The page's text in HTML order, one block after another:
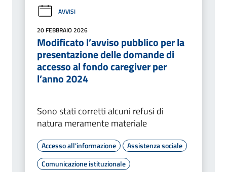
AVVISI
20 FEBBRAIO 2026
Modificato l’avviso pubblico per la
presentazione delle domande di
accesso al fondo caregiver per
l’anno 2024
Sono stati corretti alcuni refusi di
natura meramente materiale
Accesso all'informazione
Assistenza sociale
Comunicazione istituzionale